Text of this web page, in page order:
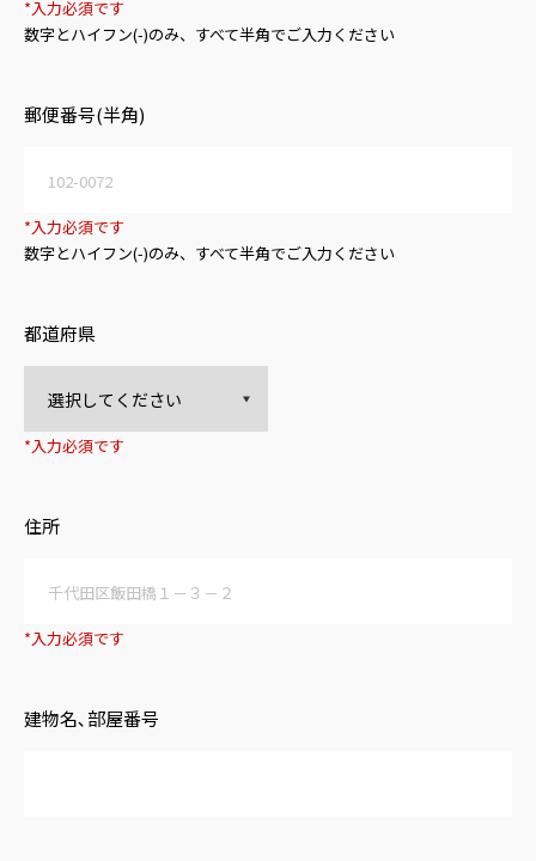
*入力必須です
数字とハイフン(-)のみ、すべて半角でご入力ください
郵便番号(半角)
*入力必須です
数字とハイフン(-)のみ、すべて半角でご入力ください
都道府県
*入力必須です
住所
*入力必須です
建物名､部屋番号